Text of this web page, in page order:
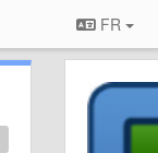
FR